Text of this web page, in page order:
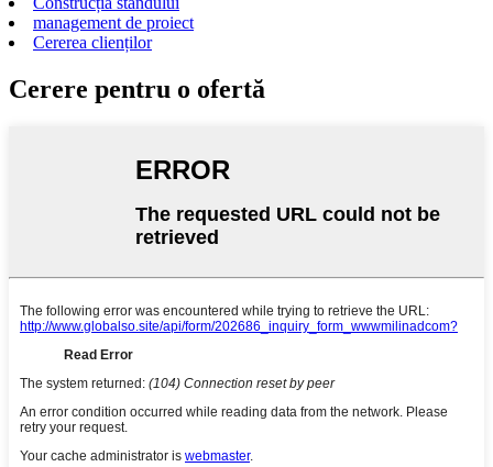
management de proiect
Cererea clienților
Cerere pentru o ofertă